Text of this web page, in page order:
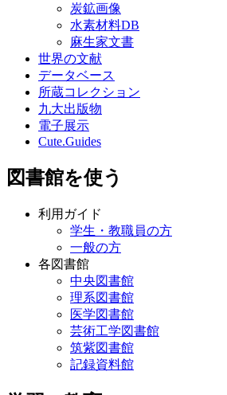
炭鉱画像
水素材料DB
麻生家文書
世界の文献
データベース
所蔵コレクション
九大出版物
電子展示
Cute.Guides
図書館を使う
利用ガイド
学生・教職員の方
一般の方
各図書館
中央図書館
理系図書館
医学図書館
芸術工学図書館
筑紫図書館
記録資料館